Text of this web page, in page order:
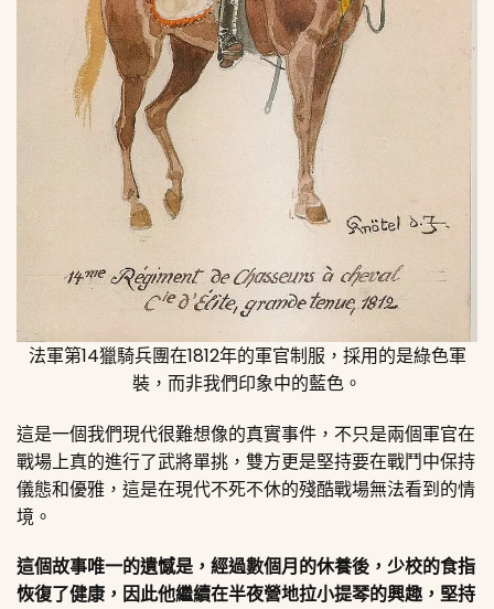
法軍第14獵騎兵團在1812年的軍官制服，採用的是綠色軍
裝，而非我們印象中的藍色。
這是一個我們現代很難想像的真實事件，不只是兩個軍官在
戰場上真的進行了武將單挑，雙方更是堅持要在戰鬥中保持
儀態和優雅，這是在現代不死不休的殘酷戰場無法看到的情
境。
這個故事唯一的遺憾是，經過數個月的休養後，少校的食指
恢復了健康，因此他繼續在半夜營地拉小提琴的興趣，堅持